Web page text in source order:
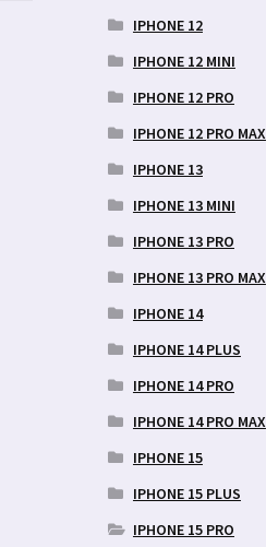
IPHONE 12
IPHONE 12 MINI
IPHONE 12 PRO
IPHONE 12 PRO MAX
IPHONE 13
IPHONE 13 MINI
IPHONE 13 PRO
IPHONE 13 PRO MAX
IPHONE 14
IPHONE 14 PLUS
IPHONE 14 PRO
IPHONE 14 PRO MAX
IPHONE 15
IPHONE 15 PLUS
IPHONE 15 PRO